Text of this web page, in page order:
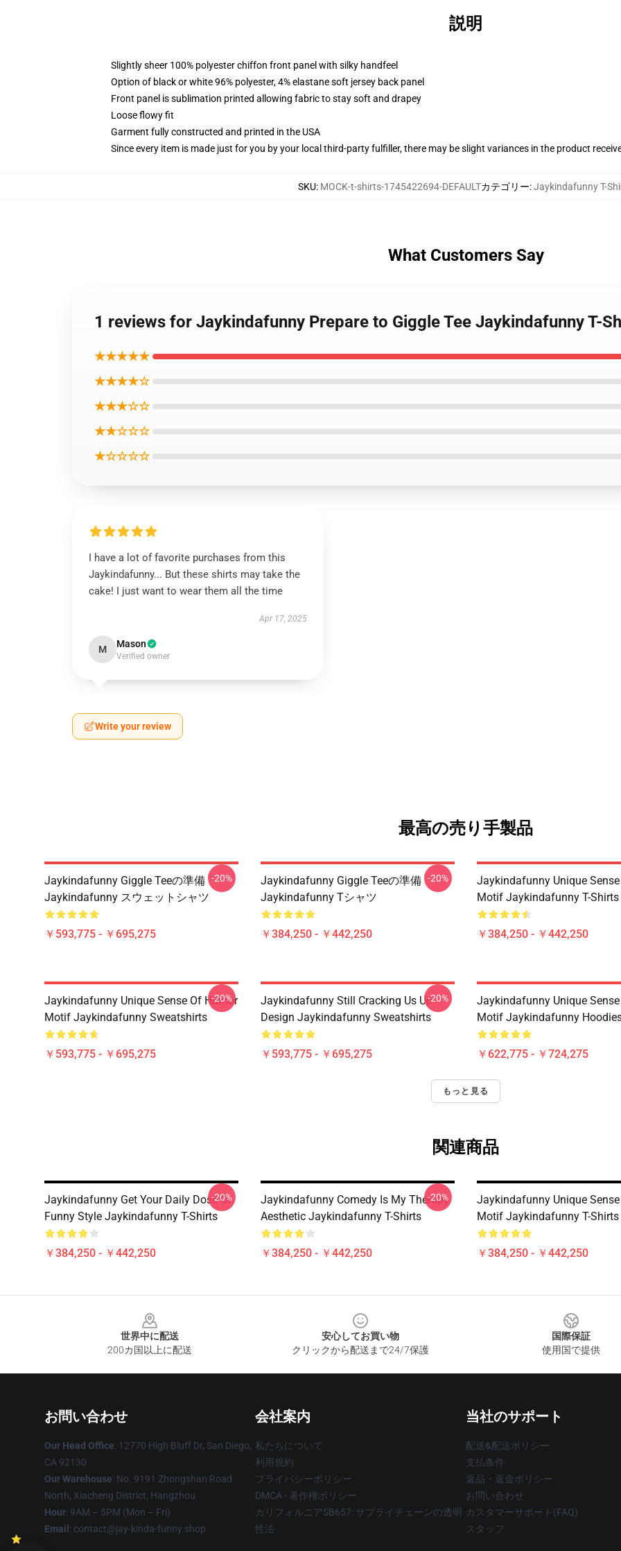
説明
Slightly sheer 100% polyester chiffon front panel with silky handfeel
Option of black or white 96% polyester, 4% elastane soft jersey back panel
Front panel is sublimation printed allowing fabric to stay soft and drapey
Loose flowy fit
Garment fully constructed and printed in the USA
Since every item is made just for you by your local third-party fulfiller, there may be slight variances in the product
SKU: MOCK-t-shirts-1745422694-DEFAULTカテゴリー:Jaykindafunny T-
What Customers Say
1 reviews for Jaykindafunny Prepare to Giggle Tee Jaykindafunny T-
★★★★★
★★★★☆
★★★☆☆
★★☆☆☆
★☆☆☆☆
I have a lot of favorite purchases from this
Jaykindafunny... But these shirts may take the
cake! I just want to wear them all the time
Apr 17, 2025
M Mason
Verified owner
Write your review
最高の売り手製品
Jaykindafunny Giggle Teeの準備
Jaykindafunny スウェットシャツ
￥593,775 - ￥695,275
-20%
Jaykindafunny Giggle Teeの準備
Jaykindafunny Tシャツ
￥384,250 - ￥442,250
-20%
Jaykindafunny Unique
Motif Jaykindafunny T-Shirts
￥384,250 - ￥442,250
Jaykindafunny Unique Sense Of Humor
Motif Jaykindafunny Sweatshirts
￥593,775 - ￥695,275
-20%
Jaykindafunny Still Cracking Us Up
Design Jaykindafunny Sweatshirts
￥593,775 - ￥695,275
-20%
Jaykindafunny Unique
Motif Jaykindafunny
￥622,775 - ￥724,275
もっと見る
関連商品
Jaykindafunny Get Your Daily Dose Of
Funny Style Jaykindafunny T-Shirts
￥384,250 - ￥442,250
-20%
Jaykindafunny Comedy Is My Therapy
Aesthetic Jaykindafunny T-Shirts
￥384,250 - ￥442,250
-20%
Jaykindafunny Unique
Motif Jaykindafunny T-Shirts
￥384,250 - ￥442,250
世界中に配送
200カ国以上に配送
安心してお買い物
クリックから配送まで24/7保護
国際保証
使用国で提供
お問い合わせ
Our Head Office: 12770 High Bluff Dr, San Diego,
CA 92130
Our Warehouse: No. 9191 Zhongshan Road
North, Xiacheng District, Hangzhou
Hour: 9AM – 5PM (Mon – Fri)
Email : contact@jay-kinda-funny.shop
会社案内
私たちについて
利用規約
プライバシーポリシー
DMCA - 著作権ポリシー
カリフォルニアSB657: サプライチェーンの透明
性法
当社のサポート
配送&配送ポリシー
支払条件
返品・返金ポリシー
お問い合わせ
カスタマーサポート(FAQ)
スタッフ